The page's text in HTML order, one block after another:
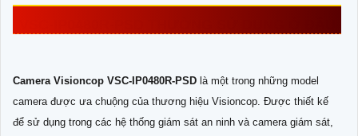
Camera Visioncop VSC-IP0480R-PSD là một trong những model
camera được ưa chuộng của thương hiệu Visioncop. Được thiết kế
để sử dụng trong các hệ thống giám sát an ninh và camera giám sát,